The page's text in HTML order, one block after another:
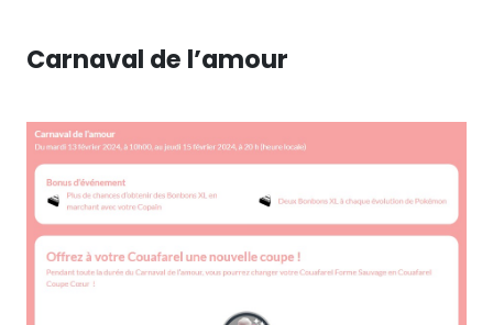
Carnaval de l’amour